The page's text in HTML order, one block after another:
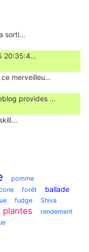
sorti...
20:35:4...
merveilleu...
provides ...
pomme
forêt ballade
fudge
Shiva
plantes rendement